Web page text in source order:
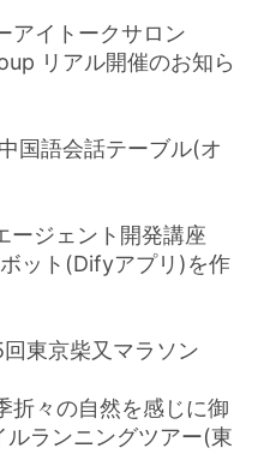
アイトークサロン
リアル開催のお知ら
国語会話テーブル(オ
ジェント開発講座
ボット(Difyアプリ)を作
東京柴又マラソン
々の自然を感じに御
ランニングツアー(東